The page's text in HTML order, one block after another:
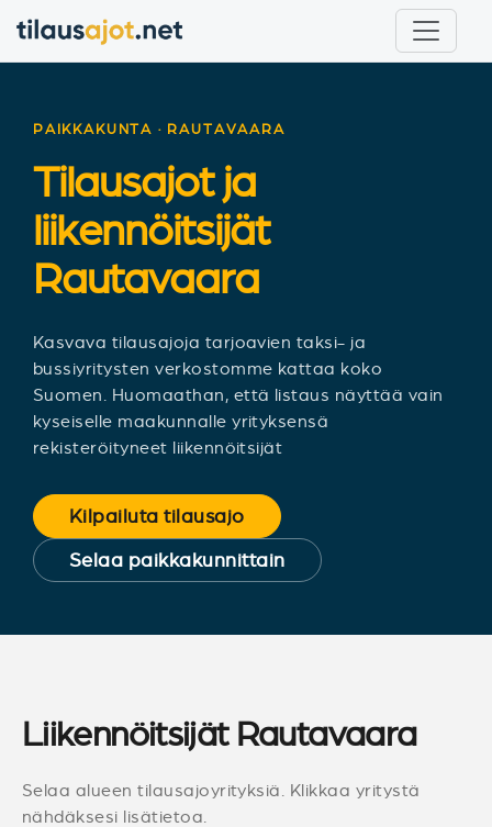
PAIKKAKUNTA · RAUTAVAARA
Tilausajot ja
liikennöitsijät
Rautavaara
Kasvava tilausajoja tarjoavien taksi- ja
bussiyritysten verkostomme kattaa koko
Suomen. Huomaathan, että listaus näyttää vain
kyseiselle maakunnalle yrityksensä
rekisteröityneet liikennöitsijät
Kilpailuta tilausajo
Selaa paikkakunnittain
Liikennöitsijät Rautavaara
Selaa alueen tilausajoyrityksiä. Klikkaa yritystä
nähdäksesi lisätietoa.